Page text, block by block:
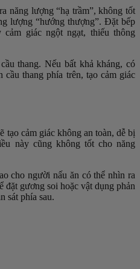
năng lượng “hạ trầm”, không tốt
lượng “hướng thượng”. Đặt bếp
giác ngột ngạt, thiếu thông
thang. Nếu bất khả kháng, có
cầu thang phía trên, tạo cảm giác
tạo cảm giác không an toàn, dễ bị
này cũng không tốt cho năng
cho người nấu ăn có thể nhìn ra
đặt gương soi hoặc vật dụng phản
sát phía sau.